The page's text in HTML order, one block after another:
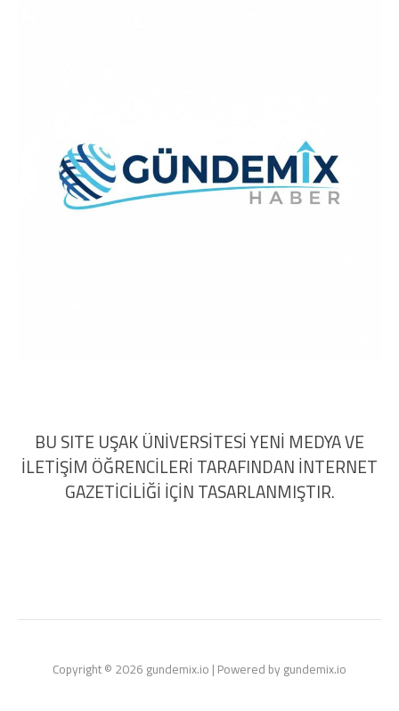
BU SITE UŞAK ÜNİVERSİTESİ YENİ MEDYA VE
İLETİŞİM ÖĞRENCİLERİ TARAFINDAN İNTERNET
GAZETİCİLİĞİ İÇİN TASARLANMIŞTIR.
Copyright © 2026 gundemix.io | Powered by gundemix.io